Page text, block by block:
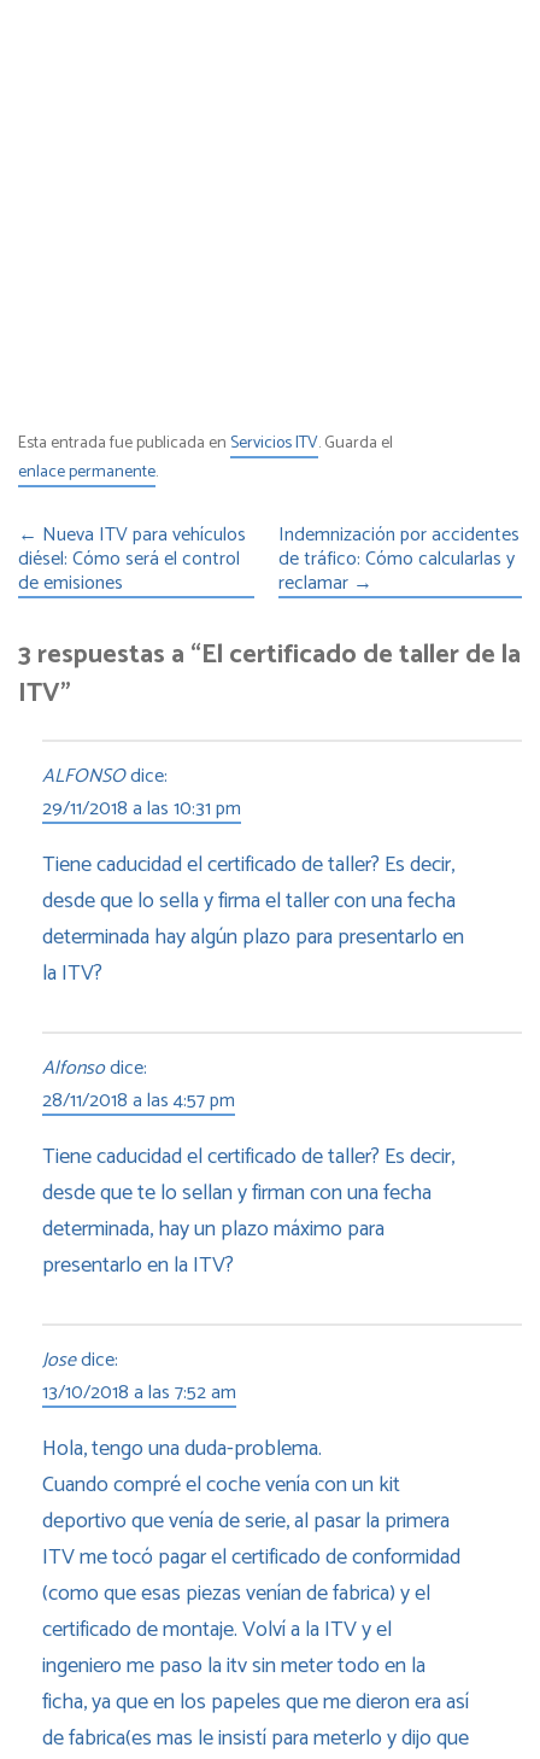
Esta entrada fue publicada enServicios ITV. Guarda el
enlace permanente.
← Nueva ITV para vehículos
diésel: Cómo será el control
de emisiones
Indemnización por accidentes
de tráfico: Cómo calcularlas y
reclamar →
3 respuestas a “El certificado de taller de la
ITV”
ALFONSOdice:
29/11/2018 a las 10:31 pm
Tiene caducidad el certificado de taller? Es decir,
desde que lo sella y firma el taller con una fecha
determinada hay algún plazo para presentarlo en
la ITV?
Alfonsodice:
28/11/2018 a las 4:57 pm
Tiene caducidad el certificado de taller? Es decir,
desde que te lo sellan y firman con una fecha
determinada, hay un plazo máximo para
presentarlo en la ITV?
Josedice:
13/10/2018 a las 7:52 am
Hola, tengo una duda-problema.
Cuando compré el coche venía con un kit
deportivo que venía de serie, al pasar la primera
ITV me tocó pagar el certificado de conformidad
(como que esas piezas venían de fabrica) y el
certificado de montaje. Volví a la ITV y el
ingeniero me paso la itv sin meter todo en la
ficha, ya que en los papeles que me dieron era así
de fabrica(es mas le insistí para meterlo y dijo que